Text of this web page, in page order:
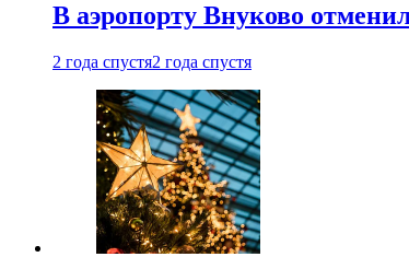
В аэропорту Внуково
2 года спустя2 года спустя